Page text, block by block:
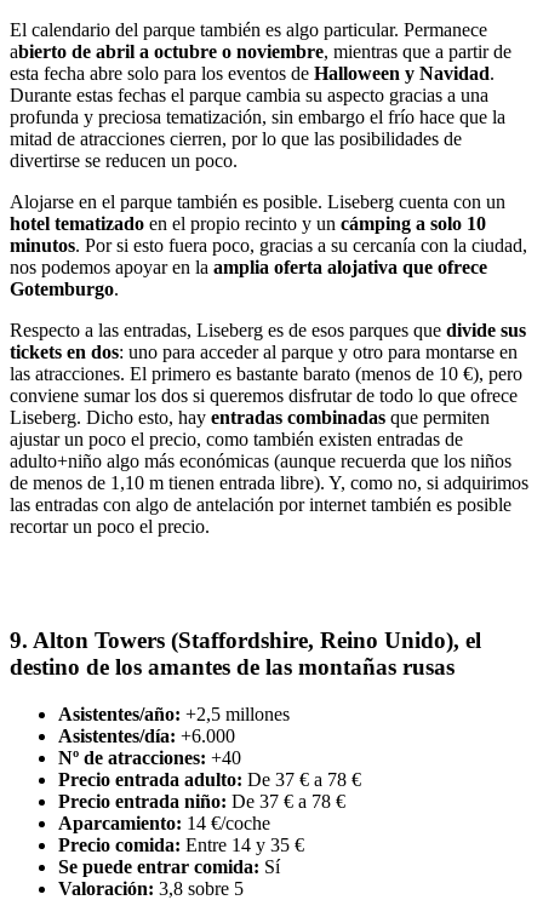
El calendario del parque también es algo particular. Permanece
abierto de abril a octubre o noviembre, mientras que a partir de
esta fecha abre solo para los eventos de Halloween y Navidad.
Durante estas fechas el parque cambia su aspecto gracias a una
profunda y preciosa tematización, sin embargo el frío hace que la
mitad de atracciones cierren, por lo que las posibilidades de
divertirse se reducen un poco.
Alojarse en el parque también es posible. Liseberg cuenta con un
hotel tematizado en el propio recinto y un cámping a solo 10
minutos. Por si esto fuera poco, gracias a su cercanía con la ciudad,
nos podemos apoyar en la amplia oferta alojativa que ofrece
Gotemburgo.
Respecto a las entradas, Liseberg es de esos parques que divide sus
tickets en dos: uno para acceder al parque y otro para montarse en
las atracciones. El primero es bastante barato (menos de 10 €), pero
conviene sumar los dos si queremos disfrutar de todo lo que ofrece
Liseberg. Dicho esto, hay entradas combinadas que permiten
ajustar un poco el precio, como también existen entradas de
adulto+niño algo más económicas (aunque recuerda que los niños
de menos de 1,10 m tienen entrada libre). Y, como no, si adquirimos
las entradas con algo de antelación por internet también es posible
recortar un poco el precio.
9. Alton Towers (Staffordshire, Reino Unido), el
destino de los amantes de las montañas rusas
Asistentes/año: +2,5 millones
Asistentes/día: +6.000
Nº de atracciones: +40
Precio entrada adulto: De 37 € a 78 €
Precio entrada niño: De 37 € a 78 €
Aparcamiento: 14 €/coche
Precio comida: Entre 14 y 35 €
Se puede entrar comida: Sí
Valoración: 3,8 sobre 5